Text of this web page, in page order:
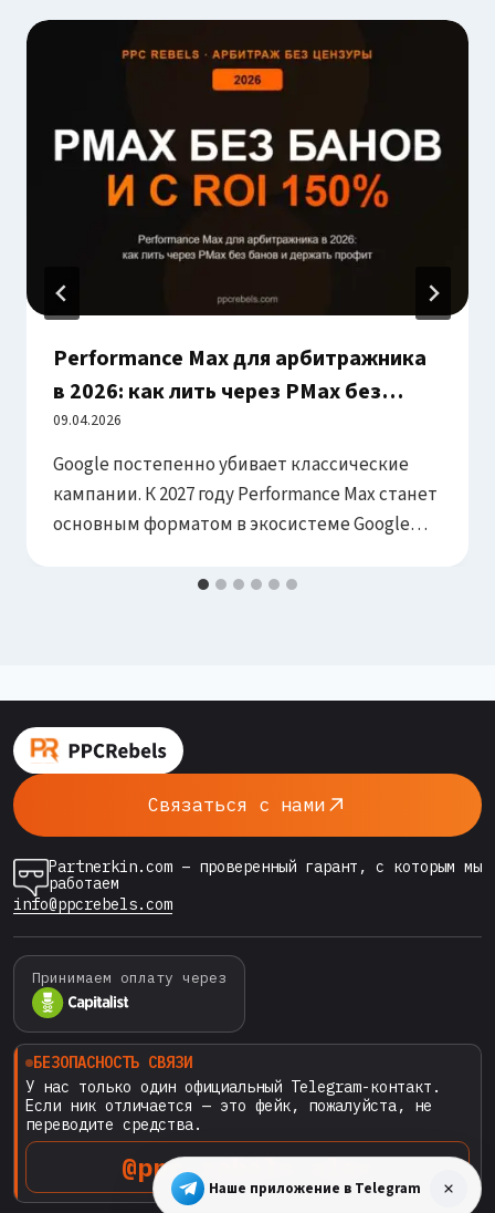
Performance Max для арбитражника
в 2026: как лить через PMax без
банов и с ROI 150%+
09.04.2026
Google постепенно убивает классические
кампании. К 2027 году Performance Max станет
основным форматом в экосистеме Google
сейчас — пока конкуренты игнорируют эту
Performance Max и почему это важно для
медиабайера Performance Max (PMax) —…
Связаться с нами
Partnerkin.com – проверенный гарант, с которым мы
работаем
info@ppcrebels.com
Принимаем оплату через
БЕЗОПАСНОСТЬ СВЯЗИ
У нас только один официальный Telegram-контакт.
Если ник отличается — это фейк, пожалуйста, не
переводите средства.
@ppc_rebels_alex
Наше приложение в Telegram